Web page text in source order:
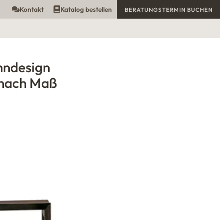
Maß
Kontakt Katalog bestellen BERATUNGSTERMIN BUCHEN